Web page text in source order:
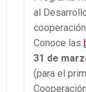
al
Conoce las
31 de
(para el